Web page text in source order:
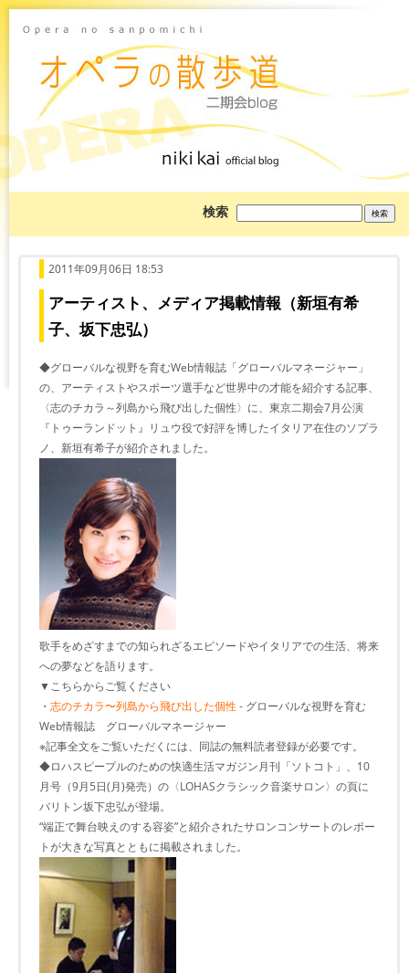
検索
を
2011年09月06日 18:53
アーティスト、メディア掲載情報（新垣有希
子、坂下忠弘）
◆グローバルな視野を育むWeb情報誌「グローバルマネージャー」
の、アーティストやスポーツ選手など世界中の才能を紹介する記事、
〈志のチカラ～列島から飛び出した個性〉に、東京二期会7月公演
『トゥーランドット』リュウ役で好評を博したイタリア在住のソプラ
ノ、新垣有希子が紹介されました。
歌手をめざすまでの知られざるエピソードやイタリアでの生活、将来
への夢などを語ります。
▼こちらからご覧ください
・ 志のチカラ〜列島から飛び出した個性- グローバルな視野を育む
Web情報誌 グローバルマネージャー
※記事全文をご覧いただくには、同誌の無料読者登録が必要です。
◆ロハスピープルのための快適生活マガジン月刊「ソトコト」、10
月号（9月5日(月)発売）の〈LOHASクラシック音楽サロン〉の頁に
バリトン坂下忠弘が登場。
“端正で舞台映えのする容姿”と紹介されたサロンコンサートのレポー
トが大きな写真とともに掲載されました。